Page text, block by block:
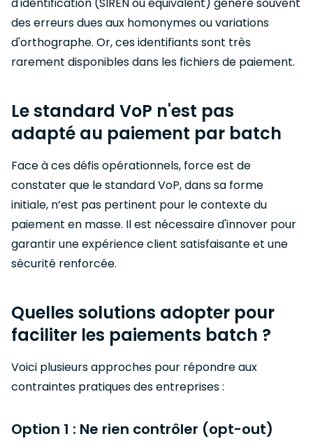
des erreurs dues aux homonymes ou variations
d'orthographe. Or, ces identifiants sont très
rarement disponibles dans les fichiers de paiement.
Le standard VoP n'est pas
adapté au paiement par batch
Face à ces défis opérationnels, force est de
constater que le standard VoP, dans sa forme
initiale, n’est pas pertinent pour le contexte du
paiement en masse. Il est nécessaire d'innover pour
garantir une expérience client satisfaisante et une
sécurité renforcée.
Quelles solutions adopter pour
faciliter les paiements batch ?
Voici plusieurs approches pour répondre aux
contraintes pratiques des entreprises :
Option 1 : Ne rien contrôler (opt-out)